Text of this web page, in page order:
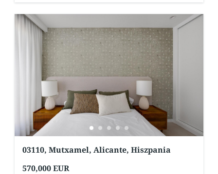
03110, Mutxamel, Alicante, Hiszpania
570,000 EUR